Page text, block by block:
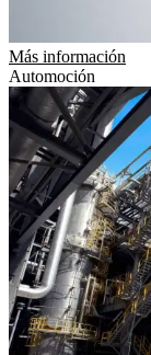
Más información
Automoción